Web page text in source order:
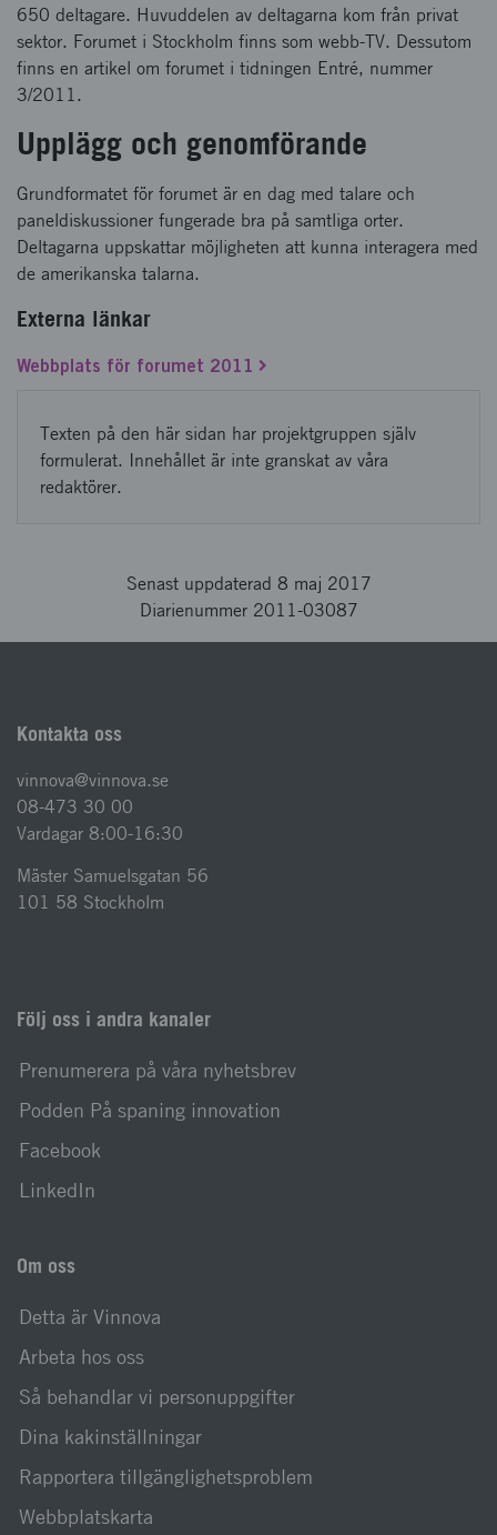
650 deltagare. Huvuddelen av deltagarna kom från privat
sektor. Forumet i Stockholm finns som webb-TV. Dessutom
finns en artikel om forumet i tidningen Entré, nummer
3/2011.
Upplägg och genomförande
Grundformatet för forumet är en dag med talare och
paneldiskussioner fungerade bra på samtliga orter.
Deltagarna uppskattar möjligheten att kunna interagera med
de amerikanska talarna.
Externa länkar
Webbplats för forumet 2011
Texten på den här sidan har projektgruppen själv
formulerat. Innehållet är inte granskat av våra
redaktörer.
Senast uppdaterad 8 maj 2017
Diarienummer 2011-03087
Kontakta oss
vinnova@vinnova.se
08-473 30 00
Vardagar 8:00-16:30
Mäster Samuelsgatan 56
101 58 Stockholm
Följ oss i andra kanaler
Prenumerera på våra nyhetsbrev
Podden På spaning innovation
Facebook
LinkedIn
Om oss
Detta är Vinnova
Arbeta hos oss
Så behandlar vi personuppgifter
Dina kakinställningar
Rapportera tillgänglighetsproblem
Webbplatskarta